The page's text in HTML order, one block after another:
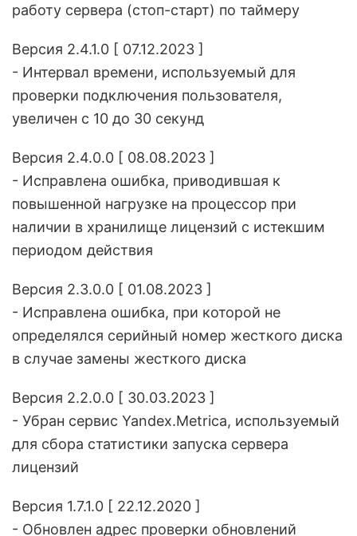
работу сервера (стоп-старт) по таймеру
Версия 2.4.1.0 [ 07.12.2023 ]
- Интервал времени, используемый для
проверки подключения пользователя,
увеличен с 10 до 30 секунд
Версия 2.4.0.0 [ 08.08.2023 ]
- Исправлена ошибка, приводившая к
повышенной нагрузке на процессор при
наличии в хранилище лицензий с истекшим
периодом действия
Версия 2.3.0.0 [ 01.08.2023 ]
- Исправлена ошибка, при которой не
определялся серийный номер жесткого диска
в случае замены жесткого диска
Версия 2.2.0.0 [ 30.03.2023 ]
- Убран сервис Yandex.Metrica, используемый
для сбора статистики запуска сервера
лицензий
Версия 1.7.1.0 [ 22.12.2020 ]
- Обновлен адрес проверки обновлений